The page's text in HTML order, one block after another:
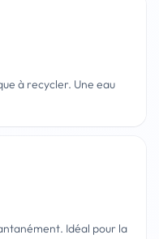
à recycler. Une eau
Idéal pour la